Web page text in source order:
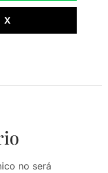
X
no será